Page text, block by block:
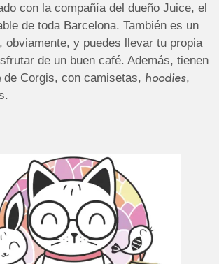
con la compañía del dueño Juice, el
de toda Barcelona. También es un
obviamente, y puedes llevar tu propia
de un buen café. Además, tienen
de Corgis, con camisetas, hoodies,